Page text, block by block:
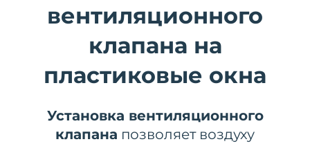
вентиляционного
клапана на
пластиковые окна
Установка вентиляционного
клапана позволяет воздуху